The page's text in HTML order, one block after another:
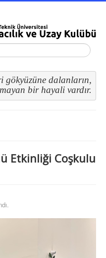
gökyüzüne dalanların,
bir hayali vardır.
Etkinlikleri
Geçti
Etkinliği Coşkulu